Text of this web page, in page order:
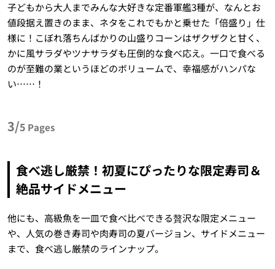
子どもから大人までみんな大好きな定番軍艦3種が、なんとお
値段据え置きのまま、ネタをこれでもかと乗せた「倍盛り」仕
様に！こぼれ落ちんばかりの山盛りコーンはザクザクと甘く、
かに風サラダやツナサラダも圧倒的な食べ応え。一口で食べる
のが至難の業というほどのボリュームで、幸福感がハンパな
い……！
3/5 Pages
食べ逃し厳禁！初夏にぴったりな限定寿司＆
絶品サイドメニュー
他にも、高級魚を一皿で食べ比べできる贅沢な限定メニュー
や、人気の巻き寿司や肉寿司の夏バージョン、サイドメニュー
まで、食べ逃し厳禁のラインナップ。